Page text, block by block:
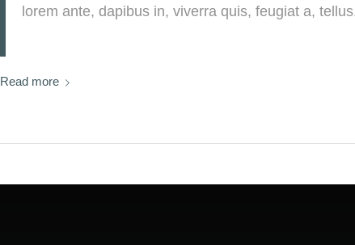
lorem ante, dapibus in, viverra quis, feugiat a,
Read more